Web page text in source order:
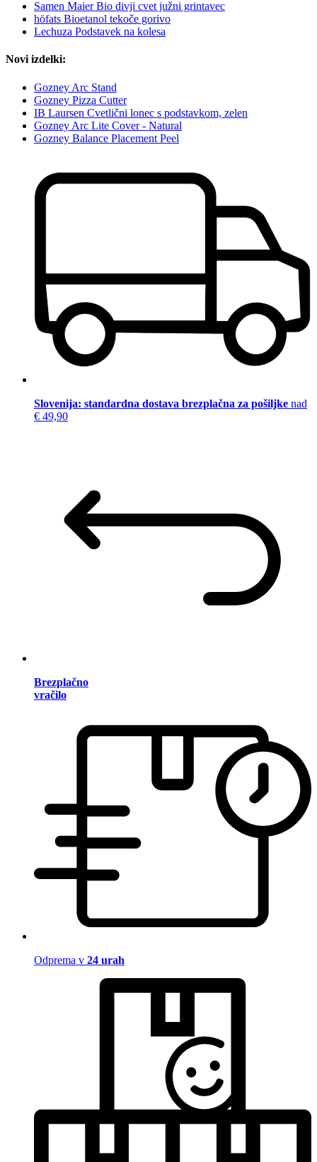
Samen Maier Bio divji cvet južni grintavec
höfats Bioetanol tekoče gorivo
Lechuza Podstavek na kolesa
Novi izdelki:
Gozney Arc Stand
Gozney Pizza Cutter
IB Laursen Cvetlični lonec s podstavkom, zelen
Gozney Arc Lite Cover - Natural
Gozney Balance Placement Peel
Slovenija: standardna dostava brezplačna za pošiljke nad
€ 49,90
Brezplačno
vračilo
Odprema v 24 urah